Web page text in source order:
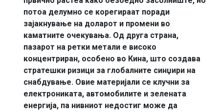
потоа делумно се корегираат поради
зајакнување на доларот и промени во
каматните очекувања. Од друга страна,
пазарот на ретки метали е високо
концентриран, особено во Кина, што создава
стратешки ризици за глобалните синџири на
снабдување. Овие материјали се клучни за
електрониката, автомобилите и зелената
енергија, па нивниот недостиг може да